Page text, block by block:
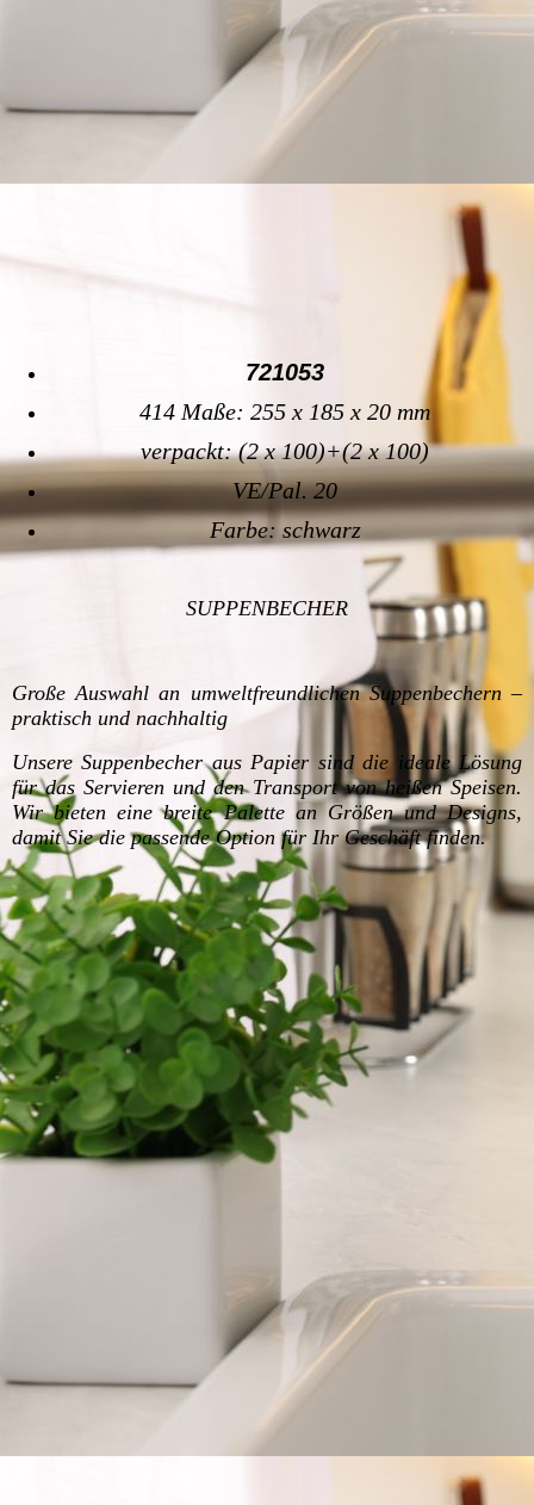
721053
414 Maße: 255 x 185 x 20 mm
verpackt: (2 x 100)+(2 x 100)
VE/Pal. 20
Farbe: schwarz
SUPPENBECHER
Große Auswahl an umweltfreundlichen Suppenbechern –
praktisch und nachhaltig
Unsere Suppenbecher aus Papier sind die ideale Lösung
für das Servieren und den Transport von heißen Speisen.
Wir bieten eine breite Palette an Größen und Designs,
damit Sie die passende Option für Ihr Geschäft finden.